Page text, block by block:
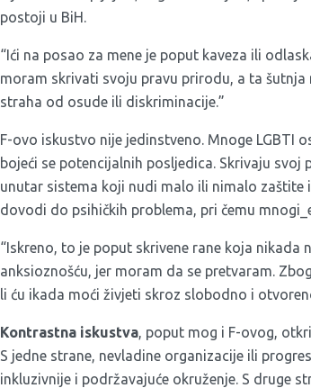
postoji u BiH.
“Ići na posao za mene je poput kaveza ili
moram skrivati svoju pravu prirodu, a ta šutnja
straha od osude ili diskriminacije.”
F-ovo iskustvo nije jedinstveno. Mnoge LGBTI
bojeći se potencijalnih posljedica. Skrivaju
unutar sistema koji nudi malo ili nimalo zaštite
dovodi do psihičkih problema, pri čemu
“Iskreno, to je poput skrivene rane koja nikada
anksioznošću, jer moram da se pretvaram.
li ću ikada moći živjeti skroz slobodno i
Kontrastna iskustva, poput mog i F-ovog,
S jedne strane, nevladine organizacije ili
inkluzivnije i podržavajuće okruženje. S druge